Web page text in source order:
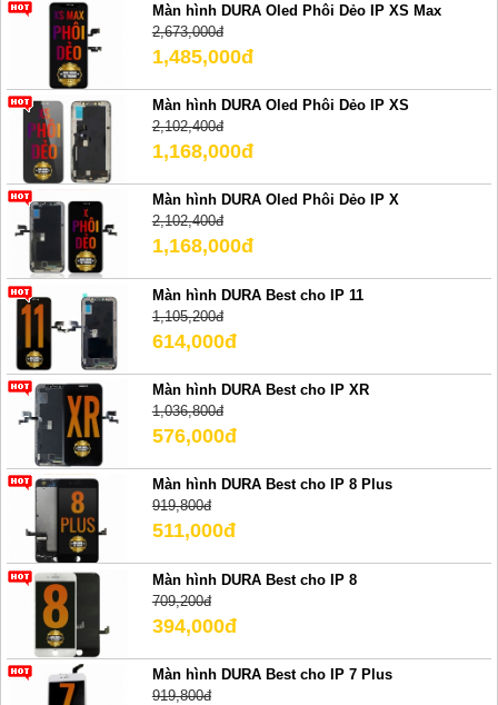
Màn hình DURA Oled Phôi Dẻo IP XS Max
2,673,000đ
1,485,000đ
Màn hình DURA Oled Phôi Dẻo IP XS
2,102,400đ
1,168,000đ
Màn hình DURA Oled Phôi Dẻo IP X
2,102,400đ
1,168,000đ
Màn hình DURA Best cho IP 11
1,105,200đ
614,000đ
Màn hình DURA Best cho IP XR
1,036,800đ
576,000đ
Màn hình DURA Best cho IP 8 Plus
919,800đ
511,000đ
Màn hình DURA Best cho IP 8
709,200đ
394,000đ
Màn hình DURA Best cho IP 7 Plus
919,800đ